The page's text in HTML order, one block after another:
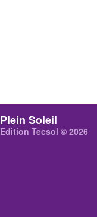
Plein Soleil
Edition Tecsol © 2026